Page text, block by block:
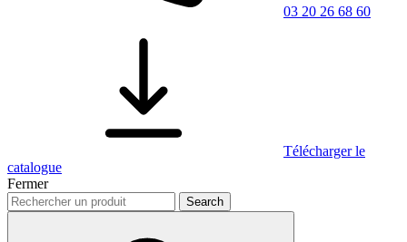
03 20 26 68 60
Télécharger le
catalogue
Fermer